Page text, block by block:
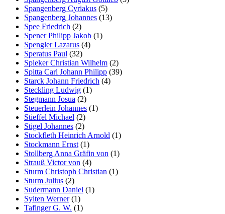
Spangenberg Cyriakus (5)
Spangenberg Johannes (13)
Spee Friedrich (2)
Spener Philipp Jakob (1)
Spengler Lazarus (4)
Speratus Paul (32)
Spieker Christian Wilhelm (2)
Spitta Carl Johann Philipp (39)
Starck Johann Friedrich (4)
Steckling Ludwig (1)
Stegmann Josua (2)
Steuerlein Johannes (1)
Stieffel Michael (2)
Stigel Johannes (2)
Stockfleth Heinrich Arnold (1)
Stockmann Ernst (1)
Stollberg Anna Gräfin von (1)
Strauß Victor von (4)
Sturm Christoph Christian (1)
Sturm Julius (2)
Sudermann Daniel (1)
Sylten Werner(1)
Tafinger G. W. (1)